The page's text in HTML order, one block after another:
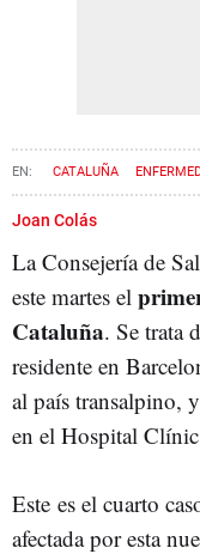
CATALUÑA
Joan Colás
La Consejería de
este martes el
Cataluña. Se trata
residente en
al país transalpino,
en el Hospital
Este es el cuarto
afectada por esta